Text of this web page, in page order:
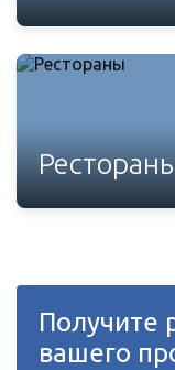
Получите
вашего